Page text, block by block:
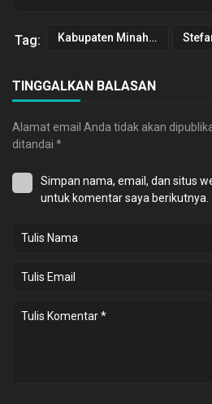
Tag: Kabupaten Minahasa
TINGGALKAN BALASAN
Alamat email Anda tidak akan
ditandai *
Simpan nama, email, dan situs
untuk komentar saya berikutnya.